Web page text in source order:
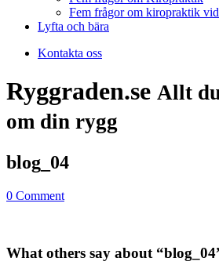
Fem frågor om kiropraktik
Lyfta och bära
Kontakta oss
Ryggraden.se Allt
om din rygg
blog_04
0 Comment
What others say about “blog_04